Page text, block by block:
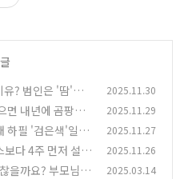
유? 범인은 '땀'입
2025.11.30
면 내년에 곰팡이
)
(1)
2025.11.29
하필 '검은색'일
쇼핑 꿀팁) (0)
2025.11.27
보다 4주 먼저 설레
2025.11.26
을까요? 부모님이
2025.03.14